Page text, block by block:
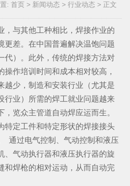
: 首页 > 新闻动态 > 行业动态 > 正文
与其他工种相比，焊接作业的
更差。在中国普遍解决温饱问题
代）。此外，传统的焊接方法对
操作培训时间和成本相对较高，
越少，制造和安装行业（尤其是
行业）所需的焊工就业问题越来
，览众主管道自动焊应运而生。
定工件和特定形状的焊接接头
通过电气控制、气动控制和液压
、气动执行器和液压执行器的旋
和焊枪的相对运动，从而自动完